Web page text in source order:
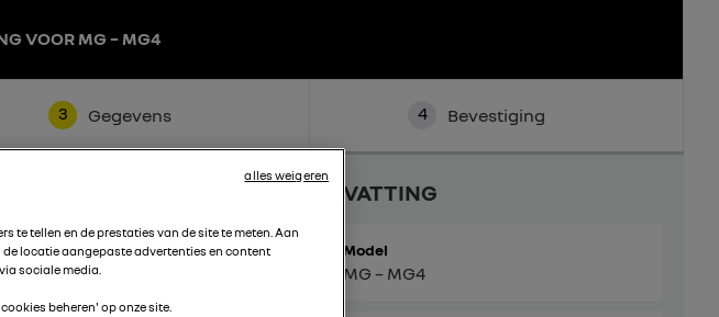
VOOR MG – MG4
3 Gegevens 4 Bevestiging
SAMENVATTING
Model
MG – MG4
te tellen en de prestaties van de site te meten. Aan
locatie aangepaste advertenties en content
sociale media.
beheren' op onze site.
alles weigeren